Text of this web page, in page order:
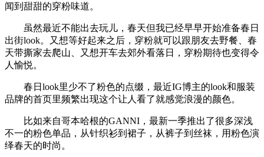
闻到甜甜的穿粉味道。
虽然最近不能出去玩儿，春天但我已经早早开始准备春日
出街look。又想等好起来之后，穿粉就可以跟朋友去野餐、春
天带撕家去爬山、又想开车去郊外看落日，穿粉期待也变得令
人愉悦。
春日look里少不了粉色的点缀，最近IG博主的look和服装
品牌的首页里频繁出现这个让人看了就感觉浪漫的颜色。
比如来自哥本哈根的GANNI，最新一季推出了很多深浅
不一的粉色单品，从针织衫到裙子，从裤子到丝袜，用粉色演
绎春天的时尚。